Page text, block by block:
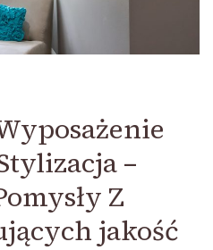
–
Z
jakość